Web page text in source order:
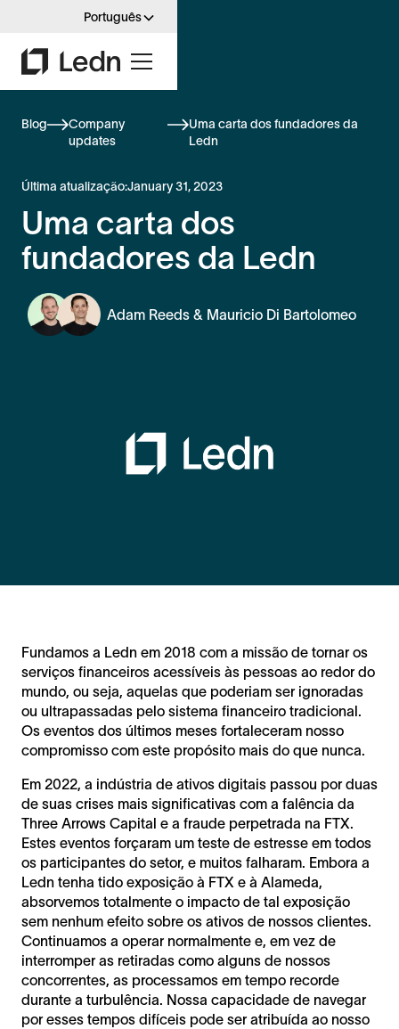
Português
Blog
Company
updates
Uma carta dos fundadores da
Ledn
Última atualização:January 31, 2023
Uma carta dos
fundadores da Ledn
Adam Reeds & Mauricio Di Bartolomeo
Fundamos a Ledn em 2018 com a missão de tornar os
serviços financeiros acessíveis às pessoas ao redor do
mundo, ou seja, aquelas que poderiam ser ignoradas
ou ultrapassadas pelo sistema financeiro tradicional.
Os eventos dos últimos meses fortaleceram nosso
compromisso com este propósito mais do que nunca.
Em 2022, a indústria de ativos digitais passou por duas
de suas crises mais significativas com a falência da
Three Arrows Capital e a fraude perpetrada na FTX.
Estes eventos forçaram um teste de estresse em todos
os participantes do setor, e muitos falharam. Embora a
Ledn tenha tido exposição à FTX e à Alameda,
absorvemos totalmente o impacto de tal exposição
sem nenhum efeito sobre os ativos de nossos clientes.
Continuamos a operar normalmente e, em vez de
interromper as retiradas como alguns de nossos
concorrentes, as processamos em tempo recorde
durante a turbulência. Nossa capacidade de navegar
por esses tempos difíceis pode ser atribuída ao nosso